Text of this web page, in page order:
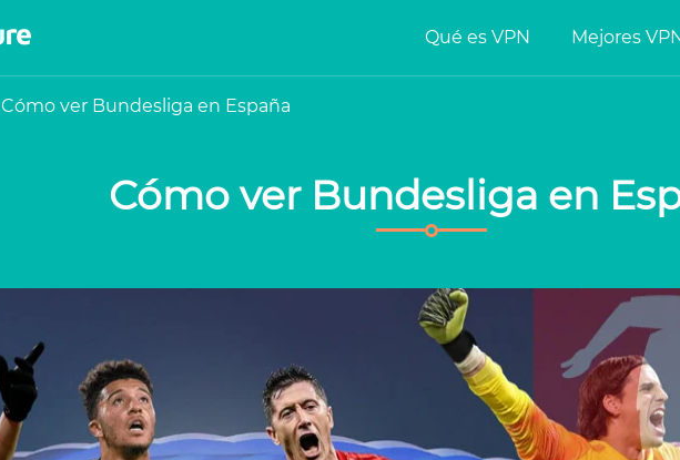
Qué es VPN Mejores
Cómo ver Bundesliga en España
Cómo ver Bundesliga en